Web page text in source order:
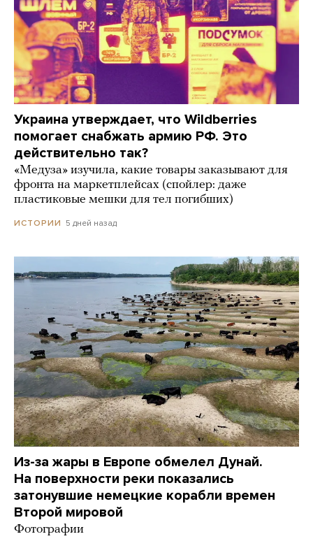
Украина утверждает, что Wildberries
помогает снабжать армию РФ. Это
действительно так?
«Медуза» изучила, какие товары заказывают для
фронта на маркетплейсах (спойлер: даже
пластиковые мешки для тел погибших)
ИСТОРИИ 5 дней назад
Из-за жары в Европе обмелел Дунай.
На поверхности реки показались
затонувшие немецкие корабли времен
Второй мировой
Фотографии